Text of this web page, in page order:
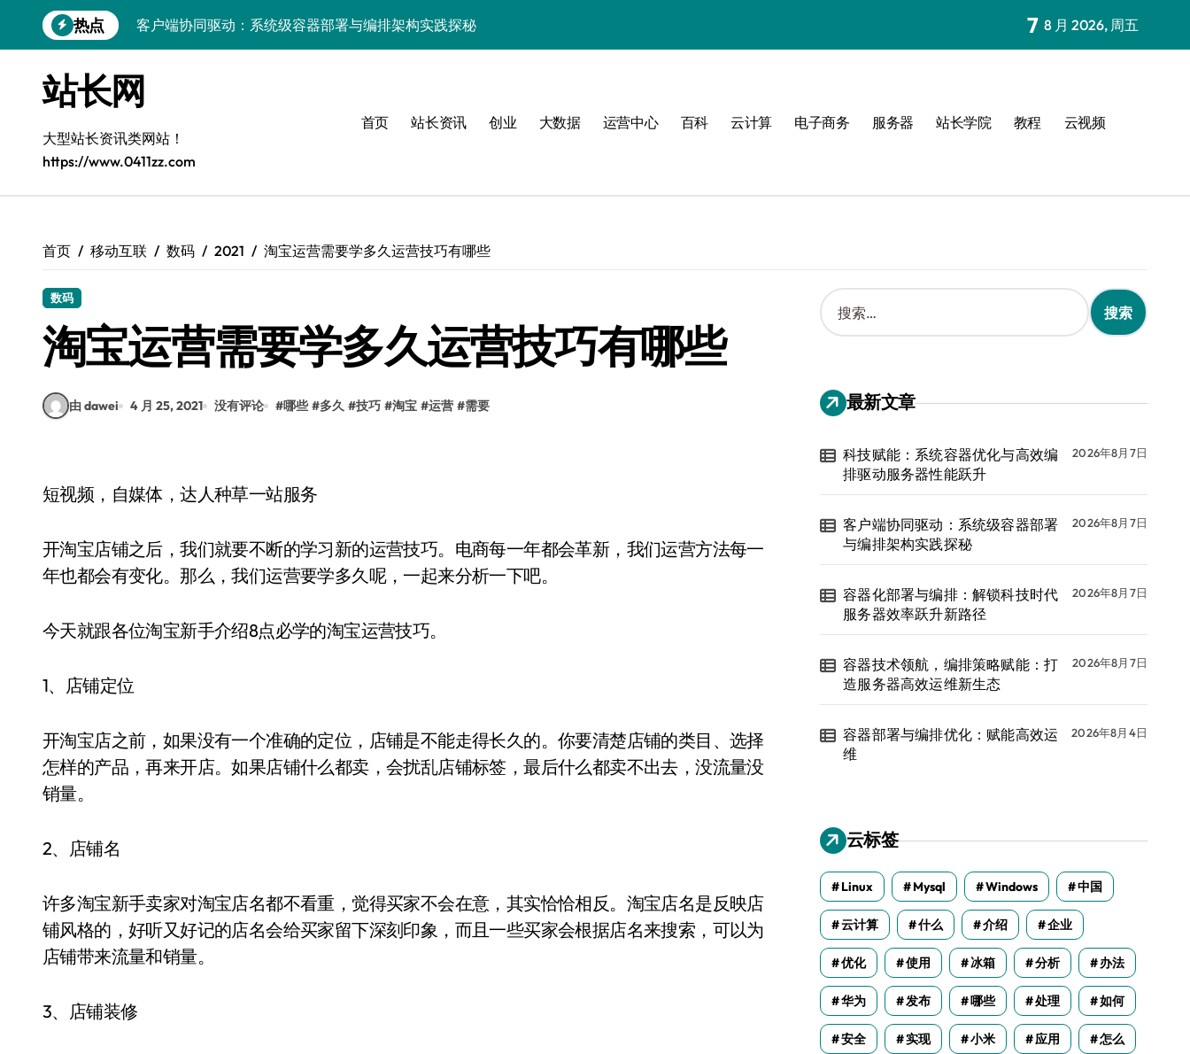
到
热点
容器化部署与编排：解锁科技时代服务器效率跃升新路径
容器部署与编排优化：赋能高效运维
容器部署与编排：重塑服务器管理新范式
破局之道：大模型平台安全运营实战
VR创业新路径：模式创新与平台化双轮驱动
7 8 月 2026, 周五
站长网
大型站长资讯类网站！
https://www.0411zz.com
首页 站长资讯 创业 大数据 运营中心 百科 云计算 电子商务 服务器 站长学院 教程 云视频
首页 移动互联 数码 2021 淘宝运营需要学多久运营技巧有哪些
数码
淘宝运营需要学多久运营技巧有哪些
由 dawei 4 月 25, 2021 没有评论 #哪些 #多久 #技巧 #淘宝 #运营 #需要
短视频，自媒体，达人种草一站服务
开淘宝店铺之后，我们就要不断的学习新的运营技巧。电商每一年都会革新，我们运营方法每一
年也都会有变化。那么，我们运营要学多久呢，一起来分析一下吧。
今天就跟各位淘宝新手介绍8点必学的淘宝运营技巧。
1、店铺定位
开淘宝店之前，如果没有一个准确的定位，店铺是不能走得长久的。你要清楚店铺的类目、选择
怎样的产品，再来开店。如果店铺什么都卖，会扰乱店铺标签，最后什么都卖不出去，没流量没
销量。
2、店铺名
许多淘宝新手卖家对淘宝店名都不看重，觉得买家不会在意，其实恰恰相反。淘宝店名是反映店
铺风格的，好听又好记的店名会给买家留下深刻印象，而且一些买家会根据店名来搜索，可以为
店铺带来流量和销量。
3、店铺装修
搜
索
：
最新文章
科技赋能：系统容器优化与高效编
排驱动服务器性能跃升
2026年8月7日
客户端协同驱动：系统级容器部署
与编排架构实践探秘
2026年8月7日
容器化部署与编排：解锁科技时代
服务器效率跃升新路径
2026年8月7日
容器技术领航，编排策略赋能：打
造服务器高效运维新生态
2026年8月7日
容器部署与编排优化：赋能高效运
维
2026年8月4日
云标签
Linux Mysql Windows 中国
云计算 什么 介绍 企业
优化 使用 冰箱 分析 办法
华为 发布 哪些 处理 如何
安全 实现 小米 应用 怎么